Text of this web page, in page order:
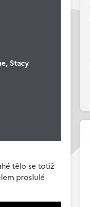
Stacy
tělo se totiž
proslulé